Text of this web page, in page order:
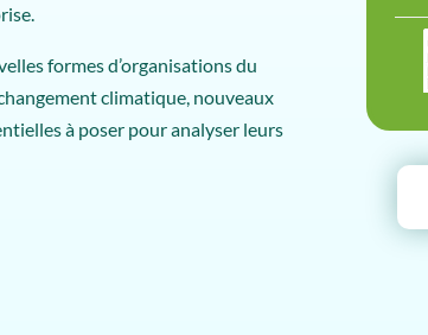
formes d’organisations du
climatique, nouveaux
à poser pour analyser leurs